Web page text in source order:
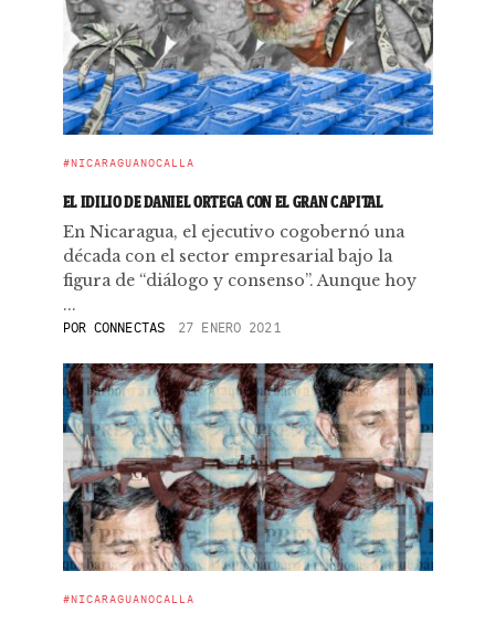
#NICARAGUANOCALLA
EL IDILIO DE DANIEL ORTEGA CON EL GRAN CAPITAL
En Nicaragua, el ejecutivo cogobernó una
década con el sector empresarial bajo la
figura de “diálogo y consenso”. Aunque hoy
...
PORCONNECTAS 27 ENERO 2021
#NICARAGUANOCALLA